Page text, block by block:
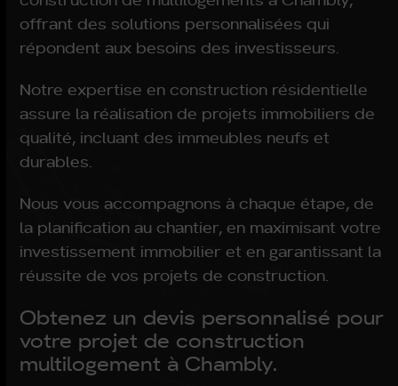
offrant des solutions personnalisées qui
répondent aux besoins des investisseurs.
Notre expertise en construction résidentielle
assure la réalisation de projets immobiliers de
qualité, incluant des immeubles neufs et
durables.
Nous vous accompagnons à chaque étape, de
la planification au chantier, en maximisant votre
investissement immobilier et en garantissant la
réussite de vos projets de construction.
Obtenez un devis personnalisé pour
votre projet de construction
multilogement à Chambly.